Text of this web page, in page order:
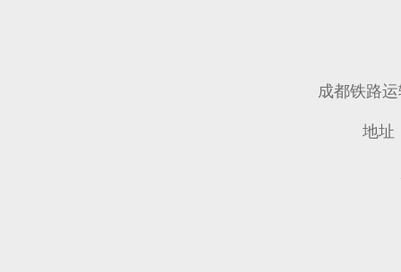
成都铁路
地址